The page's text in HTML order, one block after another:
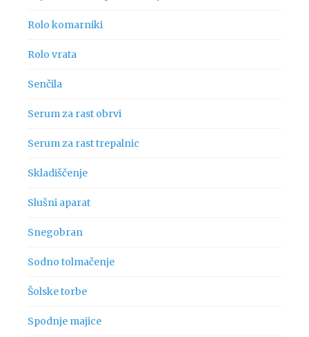
Rolo komarniki
Rolo vrata
Senčila
Serum za rast obrvi
Serum za rast trepalnic
Skladiščenje
Slušni aparat
Snegobran
Sodno tolmačenje
Šolske torbe
Spodnje majice